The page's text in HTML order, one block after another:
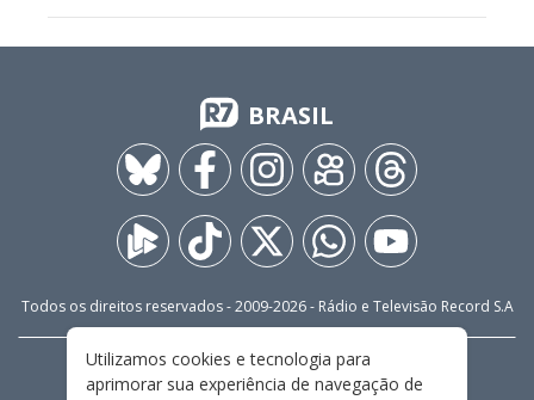
BRASIL
Todos os direitos reservados - 2009-2026- Rádio e Televisão Record S.A
FALE CONOSCO
PRIVACIDADE
Utilizamos cookies e tecnologia para
aprimorar sua experiência de navegação de